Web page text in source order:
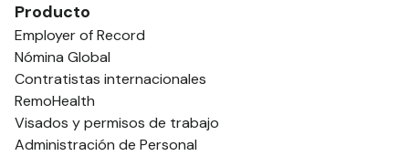
Producto
Employer of Record
Nómina Global
Contratistas internacionales
RemoHealth
Visados y permisos de trabajo
Administración de Personal